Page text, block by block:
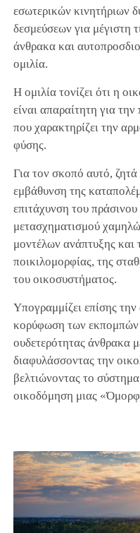
εσωτερικών κινητήριων
δεσμεύσεων για μέγιστη
άνθρακα και
ομιλία.
Η ομιλία τονίζει ότι η
είναι απαραίτητη για
που χαρακτηρίζει την
φύσης.
Για τον σκοπό αυτό, ζητά
εμβάθυνση της
επιτάχυνση του
μετασχηματισμού
μοντέλων ανάπτυξης και
ποικιλομορφίας, της
του οικοσυστήματος.
Υπογραμμίζει επίσης
κορύφωση των εκπομπών
ουδετερότητας άνθρακα
διαφυλάσσοντας την
βελτιώνοντας το
οικοδόμηση μιας